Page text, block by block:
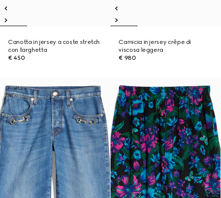
Canotta in jersey a coste stretch
con targhetta
€ 450
Camicia in jersey crêpe di
viscosa leggera
€ 980
Novità Novità